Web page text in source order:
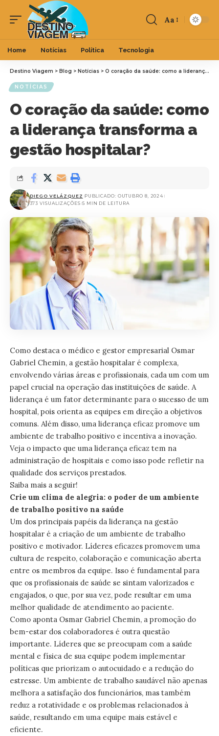
Aa
Home Notícias Política Tecnologia
Destino Viagem > Blog > Notícias > O coração da saúde: como a liderança transforma a gestão hospitalar?
NOTÍCIAS
O coração da saúde: como
a liderança transforma a
gestão hospitalar?
DIEGO VELÁZQUEZ PUBLICADO: OUTUBRO 8, 2024
373 VISUALIZAÇÕES 5 MIN DE LEITURA
Como destaca o médico e gestor empresarial Osmar
Gabriel Chemin, a gestão hospitalar é complexa,
envolvendo várias áreas e profissionais, cada um com um
papel crucial na operação das instituições de saúde. A
liderança é um fator determinante para o sucesso de um
hospital, pois orienta as equipes em direção a objetivos
comuns. Além disso, uma liderança eficaz promove um
ambiente de trabalho positivo e incentiva a inovação.
Veja o impacto que uma liderança eficaz tem na
administração de hospitais e como isso pode refletir na
qualidade dos serviços prestados.
Saiba mais a seguir!
Crie um clima de alegria: o poder de um ambiente
de trabalho positivo na saúde
Um dos principais papéis da liderança na gestão
hospitalar é a criação de um ambiente de trabalho
positivo e motivador. Líderes eficazes promovem uma
cultura de respeito, colaboração e comunicação aberta
entre os membros da equipe. Isso é fundamental para
que os profissionais de saúde se sintam valorizados e
engajados, o que, por sua vez, pode resultar em uma
melhor qualidade de atendimento ao paciente.
Como aponta Osmar Gabriel Chemin, a promoção do
bem-estar dos colaboradores é outra questão
importante. Líderes que se preocupam com a saúde
mental e física de sua equipe podem implementar
políticas que priorizam o autocuidado e a redução do
estresse. Um ambiente de trabalho saudável não apenas
melhora a satisfação dos funcionários, mas também
reduz a rotatividade e os problemas relacionados à
saúde, resultando em uma equipe mais estável e
eficiente.